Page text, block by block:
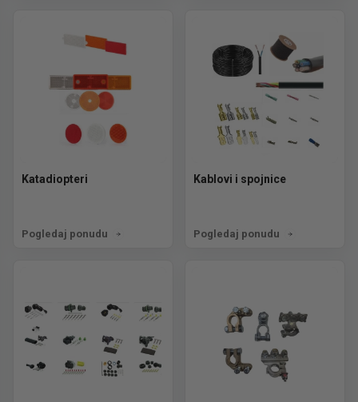
Katadiopteri
Pogledaj ponudu
Kablovi i spojnice
Pogledaj ponudu